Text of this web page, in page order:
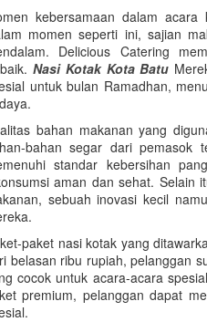
kebersamaan dalam
momen seperti ini, sajian
Delicious Catering
Nasi Kotak Kota Batu
untuk bulan Ramadhan,
bahan makanan yang
bahan segar dari pemasok
standar kebersihan
aman dan sehat. Selain
sebuah inovasi kecil
paket nasi kotak yang
belasan ribu rupiah, pelanggan
cocok untuk acara-acara
premium, pelanggan dapat